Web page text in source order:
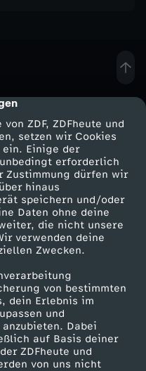
ZDF, ZDFheute und
setzen wir Cookies
ein. Einige der
erforderlich
Zustimmung dürfen wir
hinaus
speichern und/oder
Daten ohne deine
die nicht unsere
verwenden deine
Zwecken.
von bestimmten
dein Erlebnis im
und
Dabei
auf Basis deiner
ZDFheute und
von uns nicht
Kontakt zum ZDF